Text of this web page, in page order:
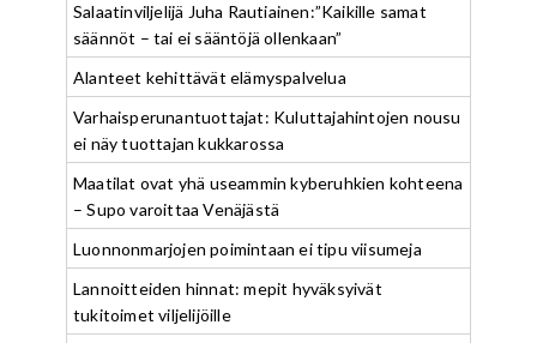
Salaatinviljelijä Juha Rautiainen:”Kaikille samat
säännöt – tai ei sääntöjä ollenkaan”
Alanteet kehittävät elämyspalvelua
Varhaisperunantuottajat: Kuluttajahintojen nousu
ei näy tuottajan kukkarossa
Maatilat ovat yhä useammin kyberuhkien kohteena
– Supo varoittaa Venäjästä
Luonnonmarjojen poimintaan ei tipu viisumeja
Lannoitteiden hinnat: mepit hyväksyivät
tukitoimet viljelijöille